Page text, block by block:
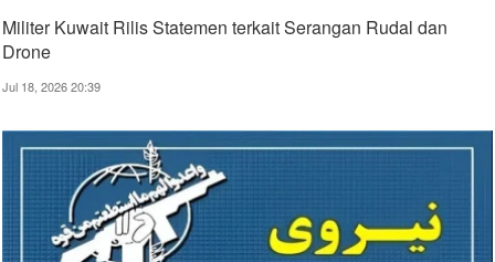
Militer Kuwait Rilis Statemen terkait Serangan Rudal dan
Drone
Jul 18, 2026 20:39